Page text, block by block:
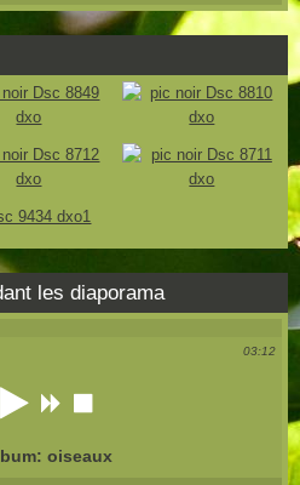
les diaporama
03:12
oiseaux